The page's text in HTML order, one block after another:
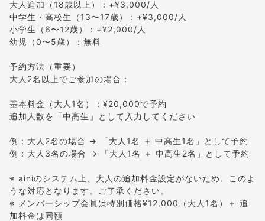
大人追加（18歳以上）：+¥3,000/人
中学生・高校生（13〜17歳）：+¥3,000/人
小学生（6〜12歳）：+¥2,000/人
幼児（0〜5歳）：無料
予約方法（重要）
大人2名以上でご参加の場合：
基本料金（大人1名）：¥20,000で予約
追加人数を「中高生」として入力してください
例：大人2名の場合 → 「大人1名 ＋ 中高生1名」として予約
例：大人3名の場合 → 「大人1名 ＋ 中高生2名」として予約
※ ainiのシステム上、大人の追加料金設定がないため、このよ
うな対応となります。ご了承ください。
※ メンバーシップ会員は特別価格¥12,000（大人1名）＋ 追
加料金は同額